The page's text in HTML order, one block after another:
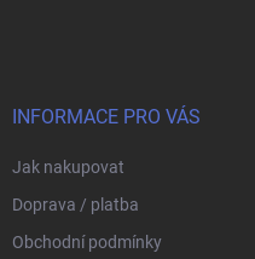
INFORMACE PRO VÁS
Jak nakupovat
Doprava / platba
Obchodní podmínky